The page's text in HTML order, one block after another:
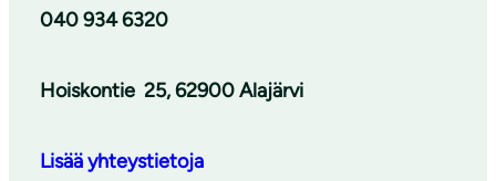
040 934 6320
Hoiskontie 25, 62900 Alajärvi
Lisää yhteystietoja